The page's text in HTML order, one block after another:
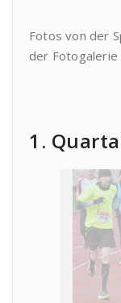
Fotos von der
der Fotogalerie
1.